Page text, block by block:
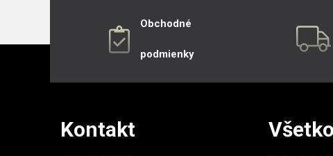
Obchodné
podmienky
Kontakt